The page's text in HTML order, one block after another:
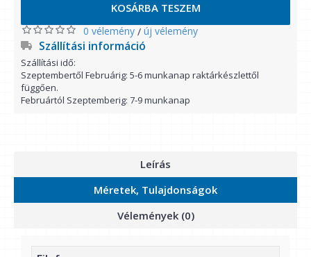
KOSÁRBA TESZEM
0 vélemény / új vélemény
Szállítási információ
Szállítási idő:
Szeptembertől Februárig: 5-6 munkanap raktárkészlettől
függően.
Februártól Szeptemberig: 7-9 munkanap
Leírás
Méretek, Tulajdonságok
Vélemények (0)